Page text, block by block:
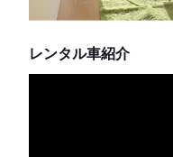
レンタル車紹介